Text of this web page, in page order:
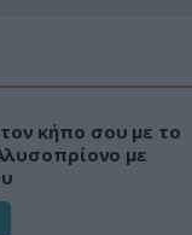
κήπο σου με το
με